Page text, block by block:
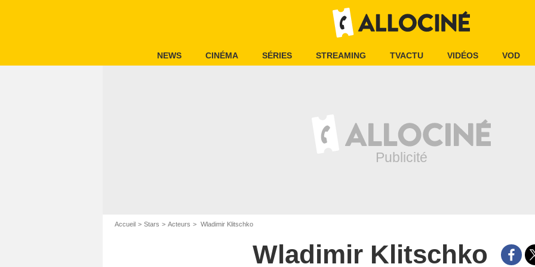
NEWS CINÉMA SÉRIES STREAMING TVACTU VIDÉOS VOD
Accueil Stars Acteurs Wladimir Klitschko
Wladimir Klitschko